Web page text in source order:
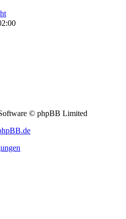
© phpBB Limited